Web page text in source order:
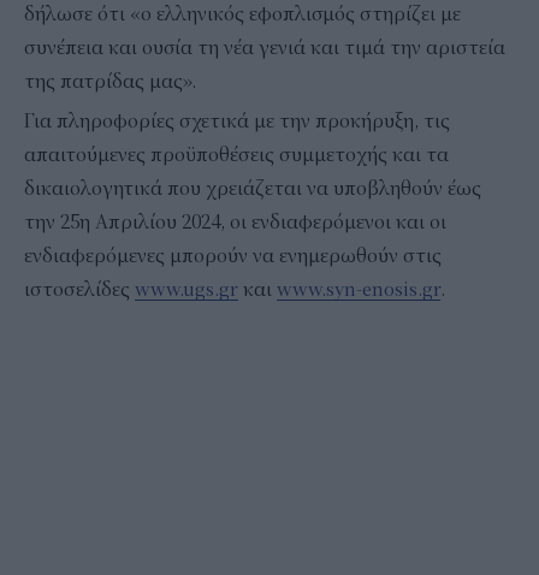
δήλωσε ότι «ο ελληνικός εφοπλισμός στηρίζει με
συνέπεια και ουσία τη νέα γενιά και τιμά την αριστεία
της πατρίδας μας».
Για πληροφορίες σχετικά με την προκήρυξη, τις
απαιτούμενες προϋποθέσεις συμμετοχής και τα
δικαιολογητικά που χρειάζεται να υποβληθούν έως
την 25η Απριλίου 2024, οι ενδιαφερόμενοι και οι
ενδιαφερόμενες μπορούν να ενημερωθούν στις
ιστοσελίδες www.ugs.gr και www.syn-enosis.gr.